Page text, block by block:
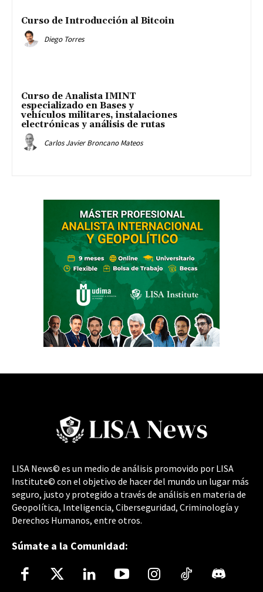
Curso de Introducción al Bitcoin
Diego Torres
Curso de Analista IMINT
especializado en Bases y
vehículos militares, instalaciones
electrónicas y análisis de rutas
Carlos Javier Broncano Mateos
LISA News© es un medio de análisis promovido por LISA
Institute© con el objetivo de hacer del mundo un lugar más
seguro, justo y protegido a través de análisis en materia de
Geopolítica, Inteligencia, Ciberseguridad, Criminología y
Derechos Humanos, entre otros.
Súmate a la Comunidad: